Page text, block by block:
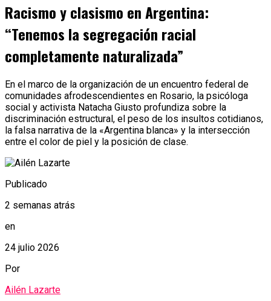
Racismo y clasismo en Argentina:
“Tenemos la segregación racial
completamente naturalizada”
En el marco de la organización de un encuentro federal de
comunidades afrodescendientes en Rosario, la psicóloga
social y activista Natacha Giusto profundiza sobre la
discriminación estructural, el peso de los insultos cotidianos,
la falsa narrativa de la «Argentina blanca» y la intersección
entre el color de piel y la posición de clase.
Publicado
2 semanas atrás
en
24 julio 2026
Por
Ailén Lazarte